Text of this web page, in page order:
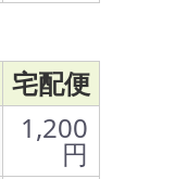
宅配便
1,200
円